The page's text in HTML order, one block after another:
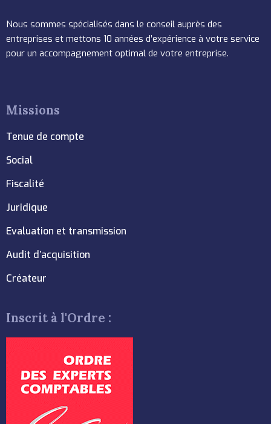
Nous sommes spécialisés dans le conseil auprès des
entreprises et mettons 10 années d’expérience à votre service
pour un accompagnement optimal de votre entreprise.
Missions
Tenue de compte
Social
Fiscalité
Juridique
Evaluation et transmission
Audit d’acquisition
Créateur
Inscrit à l'Ordre :